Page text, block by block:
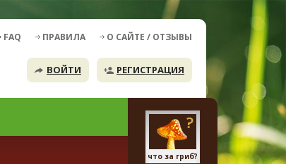
FAQ ПРАВИЛА О САЙТЕ / ОТЗЫВЫ
ВОЙТИ РЕГИСТРАЦИЯ
что за гриб?